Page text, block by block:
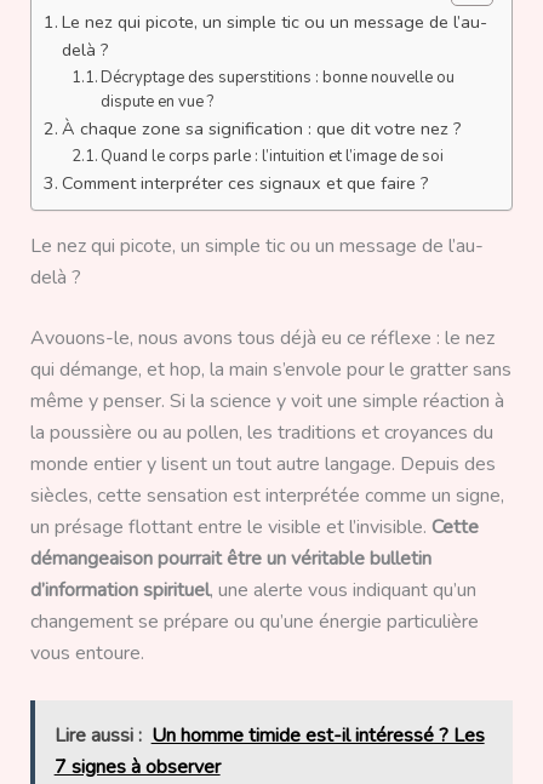
Le nez qui picote, un simple tic ou un message de l’au-
delà ?
Décryptage des superstitions : bonne nouvelle ou
dispute en vue ?
À chaque zone sa signification : que dit votre nez ?
Quand le corps parle : l’intuition et l’image de soi
Comment interpréter ces signaux et que faire ?
Le nez qui picote, un simple tic ou un message de l’au-
delà ?
Avouons-le, nous avons tous déjà eu ce réflexe : le nez
qui démange, et hop, la main s’envole pour le gratter sans
même y penser. Si la science y voit une simple réaction à
la poussière ou au pollen, les traditions et croyances du
monde entier y lisent un tout autre langage. Depuis des
siècles, cette sensation est interprétée comme un signe,
un présage flottant entre le visible et l’invisible. Cette
démangeaison pourrait être un véritable bulletin
d’information spirituel, une alerte vous indiquant qu’un
changement se prépare ou qu’une énergie particulière
vous entoure.
Lire aussi : Un homme timide est-il intéressé ? Les
7 signes à observer